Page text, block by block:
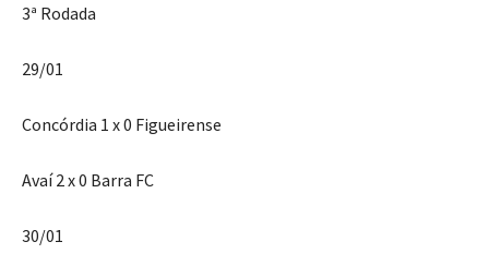
3ª Rodada
29/01
Concórdia 1 x 0 Figueirense
Avaí 2 x 0 Barra FC
30/01